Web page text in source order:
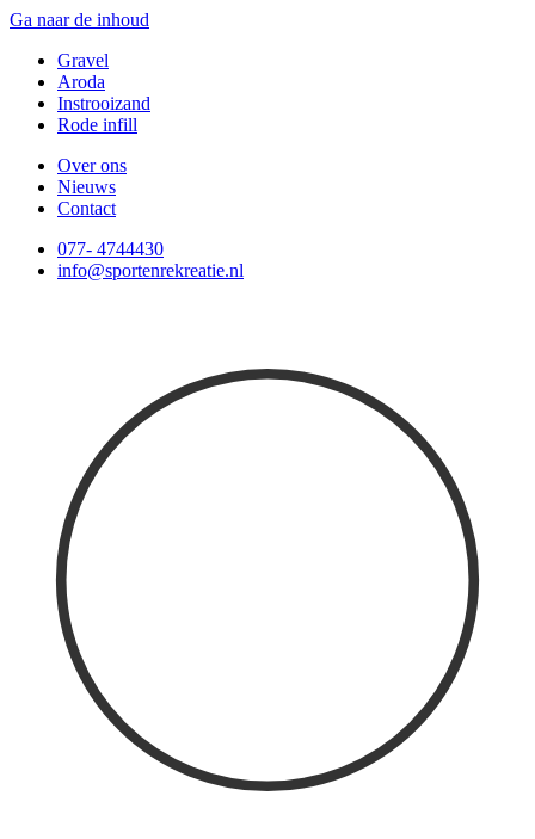
Ga naar de inhoud
Gravel
Aroda
Instrooizand
Rode infill
Over ons
Nieuws
Contact
077- 4744430
info@sportenrekreatie.nl